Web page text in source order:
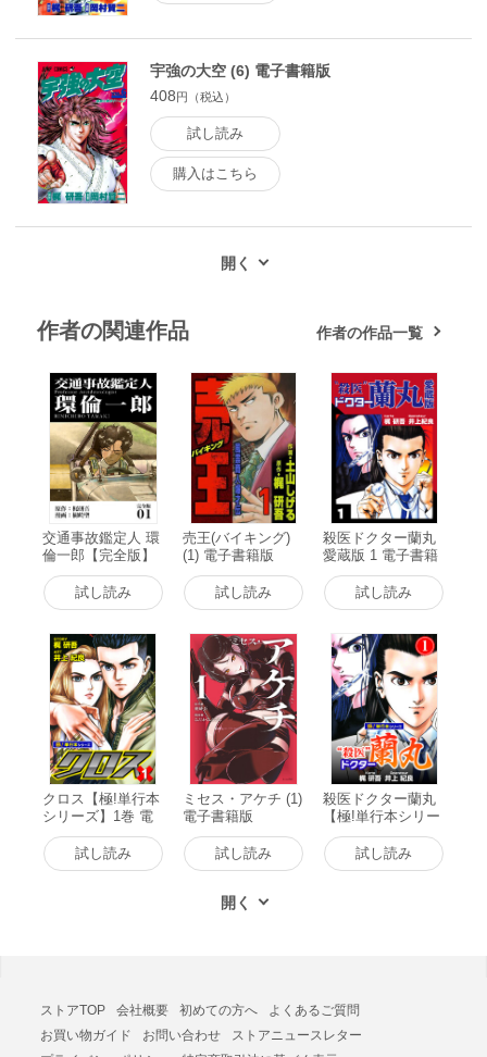
宇強の大空 (6) 電子書籍版
408 円（税込）
試し読み
購入はこちら
作者の関連作品 作者の作品一覧
交通事故鑑定人 環
倫一郎【完全版】
(1) 電子書籍版
試し読み
売王(バイキング)
(1) 電子書籍版
試し読み
殺医ドクター蘭丸
愛蔵版 1 電子書籍
試し読み
クロス【極!単行本
シリーズ】1巻 電
子書籍版
試し読み
ミセス・アケチ (1)
電子書籍版
試し読み
殺医ドクター蘭丸
【極!単行本シリー
ズ】1巻 電子書籍
版
試し読み
ストアTOP 会社概要 初めての方へ
よくあるご質問
お買い物ガイド
お問い合わせ
ストアニュースレター